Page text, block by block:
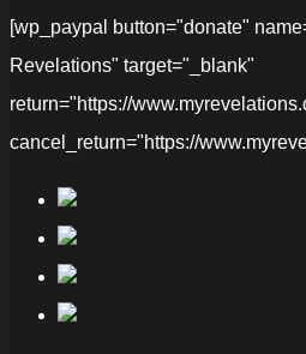
[wp_paypal button="donate"
Revelations" target="_blank"
return="https://
cancel_return="https://